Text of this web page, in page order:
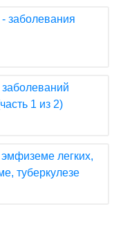
заболевания
1 из 2)
легких,
туберкулезе